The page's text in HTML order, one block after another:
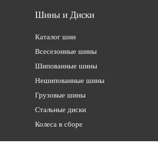
Шины и Диски
Каталог шин
Всесезонные шины
Шипованные шины
Нешипованные шины
Грузовые шины
Стальные диски
Колеса в сборе